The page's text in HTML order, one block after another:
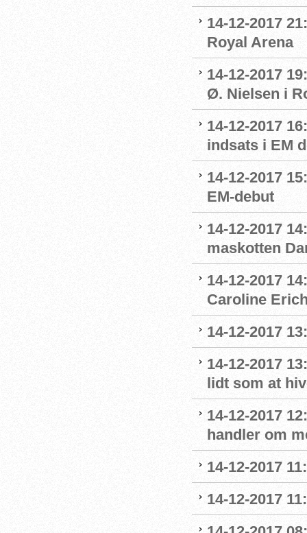
14-12-2017
Royal Arena
14-12-2017
Ø. Nielsen i
14-12-2017
indsats i EM
14-12-2017
EM-debut
14-12-2017
maskotten
14-12-2017
Caroline
14-12-2017
14-12-2017
lidt som at
14-12-2017
handler om
14-12-2017
14-12-2017